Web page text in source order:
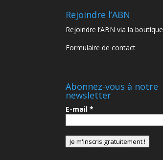
Rejoindre l’ABN
Rejoindre l’ABN via la boutique
Formulaire de contact
Abonnez-vous à notre
newsletter
E-mail*